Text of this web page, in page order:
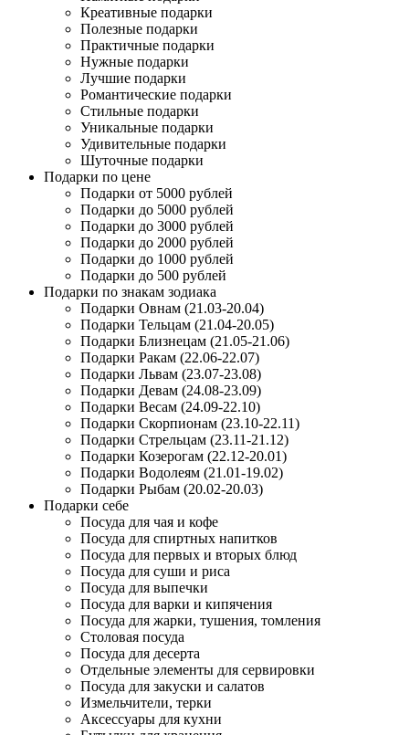
Креативные подарки
Полезные подарки
Практичные подарки
Нужные подарки
Лучшие подарки
Романтические подарки
Стильные подарки
Уникальные подарки
Удивительные подарки
Шуточные подарки
Подарки по цене
Подарки от 5000 рублей
Подарки до 5000 рублей
Подарки до 3000 рублей
Подарки до 2000 рублей
Подарки до 1000 рублей
Подарки до 500 рублей
Подарки по знакам зодиака
Подарки Овнам (21.03-20.04)
Подарки Тельцам (21.04-20.05)
Подарки Близнецам (21.05-21.06)
Подарки Ракам (22.06-22.07)
Подарки Львам (23.07-23.08)
Подарки Девам (24.08-23.09)
Подарки Весам (24.09-22.10)
Подарки Скорпионам (23.10-22.11)
Подарки Стрельцам (23.11-21.12)
Подарки Козерогам (22.12-20.01)
Подарки Водолеям (21.01-19.02)
Подарки Рыбам (20.02-20.03)
Подарки себе
Посуда для чая и кофе
Посуда для спиртных напитков
Посуда для первых и вторых блюд
Посуда для суши и риса
Посуда для выпечки
Посуда для варки и кипячения
Посуда для жарки, тушения, томления
Столовая посуда
Посуда для десерта
Отдельные элементы для сервировки
Посуда для закуски и салатов
Измельчители, терки
Аксессуары для кухни